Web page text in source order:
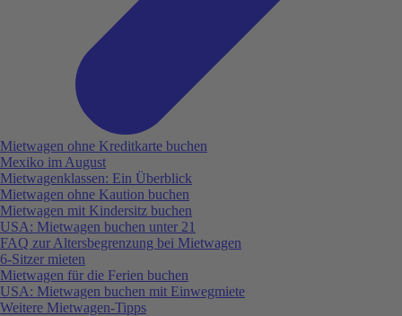
Mietwagen ohne Kreditkarte buchen
Mexiko im August
Mietwagenklassen: Ein Überblick
Mietwagen ohne Kaution buchen
Mietwagen mit Kindersitz buchen
USA: Mietwagen buchen unter 21
FAQ zur Altersbegrenzung bei Mietwagen
6-Sitzer mieten
Mietwagen für die Ferien buchen
USA: Mietwagen buchen mit Einwegmiete
Weitere Mietwagen-Tipps